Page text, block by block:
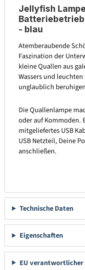
Jellyfish
Batteriebetrieb
- blau
Atemberaubende
Faszination der
kleine Quallen aus
Wassers und
unglaublich
Die Quallenlampe
oder auf Kommoden.
mitgeliefertes USB
USB Netzteil, Deine
anschließen.
Technische Daten
Eigenschaften
EU